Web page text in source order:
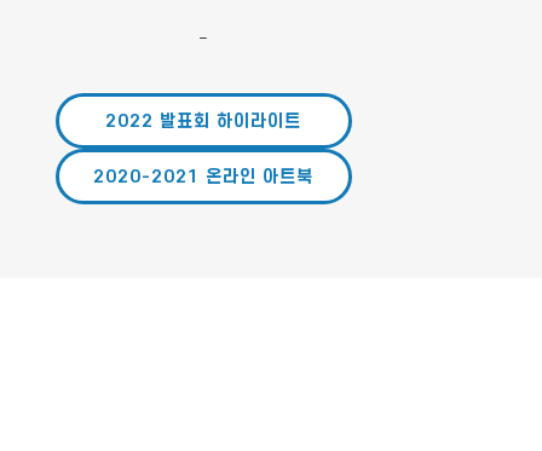
-
2022 발표회 하이라이트
2020-2021 온라인 아트북